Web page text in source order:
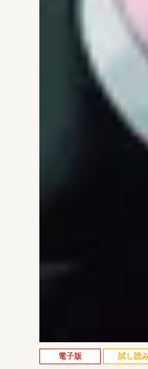
電子版 試し読